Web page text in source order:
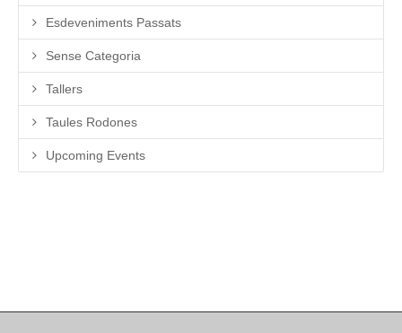
Esdeveniments Passats
Sense Categoria
Tallers
Taules Rodones
Upcoming Events